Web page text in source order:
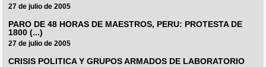
27 de julio de 2005
PARO DE 48 HORAS DE MAESTROS, PERU: PROTESTA DE
1800 (...)
27 de julio de 2005
CRISIS POLITICA Y GRUPOS ARMADOS DE LABORATORIO